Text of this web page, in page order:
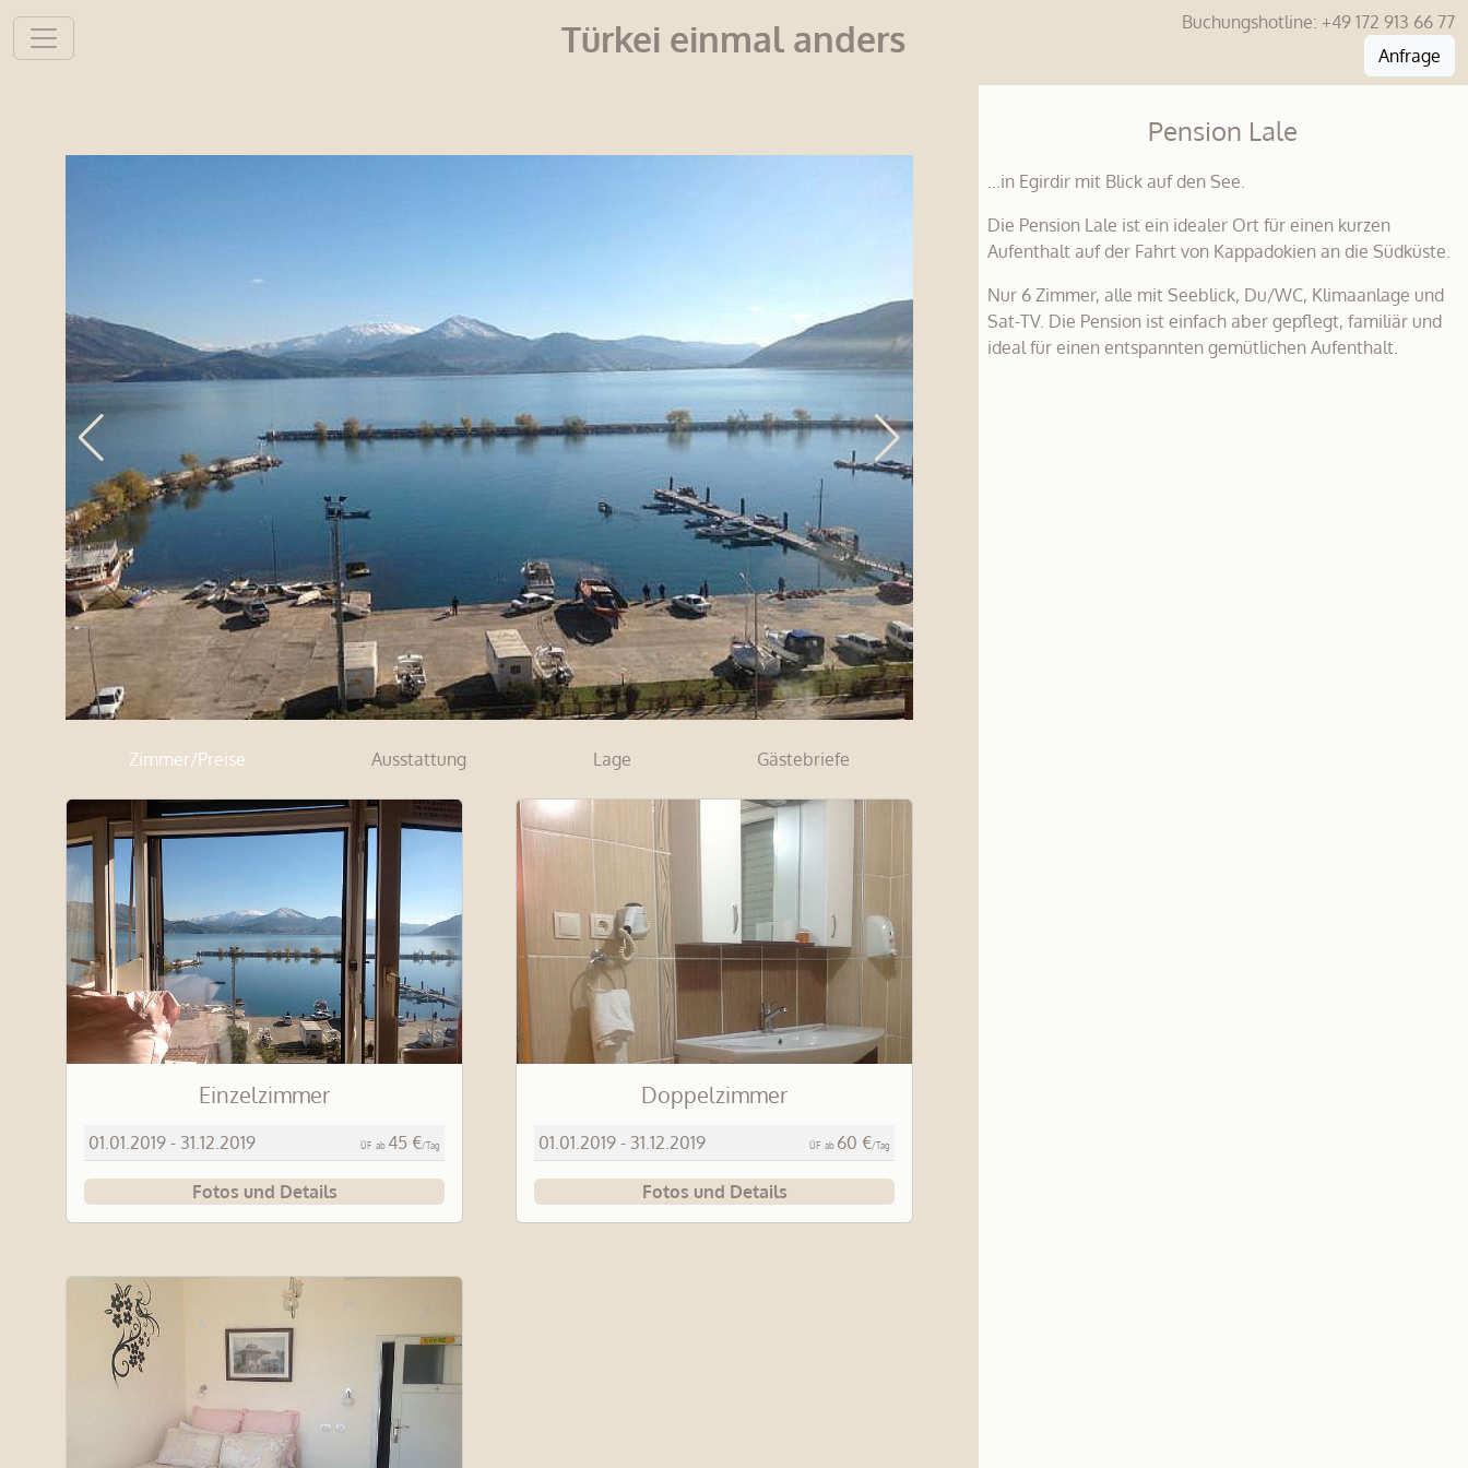
Türkei einmal anders Buchungshotline: +49 172 913 66 77
Anfrage
Zimmer/Preise Ausstattung Lage Gästebriefe
Einzelzimmer
01.01.2019 - 31.12.2019 ÜF ab 45 €/Tag
Fotos und Details
Doppelzimmer
01.01.2019 - 31.12.2019 ÜF ab 60 €/Tag
Fotos und Details
Pension Lale
...in Egirdir mit Blick auf den See.
Die Pension Lale ist ein idealer Ort für einen kurzen
Aufenthalt auf der Fahrt von Kappadokien an die Südküste.
Nur 6 Zimmer, alle mit Seeblick, Du/WC, Klimaanlage und
Sat-TV. Die Pension ist einfach aber gepflegt, familiär und
ideal für einen entspannten gemütlichen Aufenthalt.